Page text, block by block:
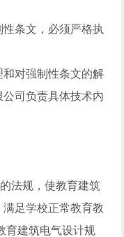
条文，必须严格执
对强制性条文的解
司负责具体技术内
法规，使教育建筑
足学校正常教育教
育建筑电气设计规